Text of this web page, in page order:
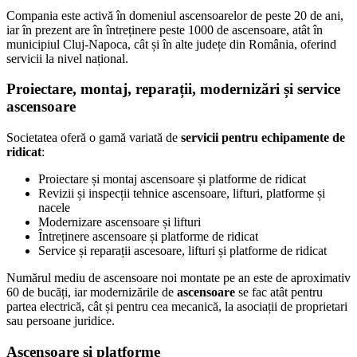
Compania este activă în domeniul ascensoarelor de peste 20 de ani,
iar în prezent are în întreținere peste 1000 de ascensoare, atât în
municipiul Cluj-Napoca, cât și în alte județe din România, oferind
servicii la nivel național.
Proiectare, montaj, reparații, modernizări și service
ascensoare
Societatea oferă o gamă variată de servicii pentru echipamente de
ridicat:
Proiectare și montaj ascensoare și platforme de ridicat
Revizii și inspecții tehnice ascensoare, lifturi, platforme și
nacele
Modernizare ascensoare și lifturi
Întreținere ascensoare și platforme de ridicat
Service și reparații ascesoare, lifturi și platforme de ridicat
Numărul mediu de ascensoare noi montate pe an este de aproximativ
60 de bucăți, iar modernizările de ascensoare se fac atât pentru
partea electrică, cât și pentru cea mecanică, la asociații de proprietari
sau persoane juridice.
Ascensoare și platforme